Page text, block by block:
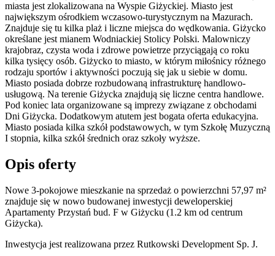
miasta jest zlokalizowana na Wyspie Giżyckiej. Miasto jest
największym ośrodkiem wczasowo-turystycznym na Mazurach.
Znajduje się tu kilka plaż i liczne miejsca do wędkowania. Giżycko
określane jest mianem Wodniackiej Stolicy Polski. Malowniczy
krajobraz, czysta woda i zdrowe powietrze przyciągają co roku
kilka tysięcy osób. Giżycko to miasto, w którym miłośnicy różnego
rodzaju sportów i aktywności poczują się jak u siebie w domu.
Miasto posiada dobrze rozbudowaną infrastrukturę handlowo-
usługową. Na terenie Giżycka znajdują się liczne centra handlowe.
Pod koniec lata organizowane są imprezy związane z obchodami
Dni Giżycka. Dodatkowym atutem jest bogata oferta edukacyjna.
Miasto posiada kilka szkół podstawowych, w tym Szkołę Muzyczną
I stopnia, kilka szkół średnich oraz szkoły wyższe.
Opis oferty
Nowe 3-pokojowe mieszkanie na sprzedaż o powierzchni 57,97 m²
znajduje się w nowo budowanej inwestycji deweloperskiej
Apartamenty Przystań bud. F w Giżycku (1.2 km od centrum
Giżycka).
Inwestycja jest realizowana przez Rutkowski Development Sp. J.